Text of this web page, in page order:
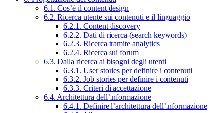
6.1. Cos’è il content design
6.2. Ricerca utente sui contenuti e il linguaggio
6.2.1. Content discovery
6.2.2. Dati di ricerca (search keywords)
6.2.3. Ricerca tramite analytics
6.2.4. Ricerca sui forum
6.3. Dalla ricerca ai bisogni degli utenti
6.3.1. User stories per definire i contenuti
6.3.2. Job stories per definire i contenuti
6.3.3. Criteri di accettazione
6.4. Architettura dell’informazione
6.4.1. Definire l’architettura dell’informazione